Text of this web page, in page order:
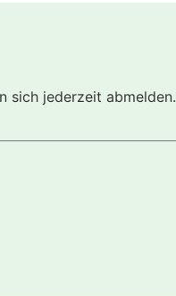
sich jederzeit abmelden.